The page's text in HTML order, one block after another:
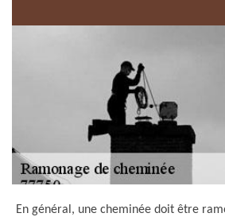
En général, une cheminée doit être